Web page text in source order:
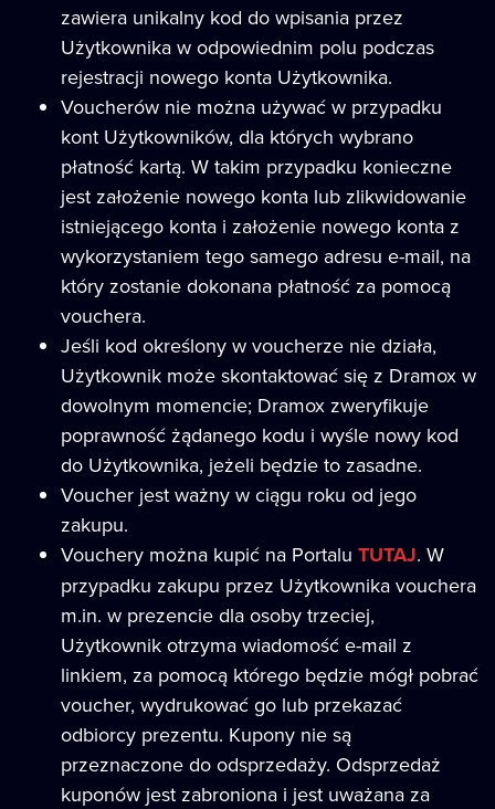
zawiera unikalny kod do wpisania przez
Użytkownika w odpowiednim polu podczas
rejestracji nowego konta Użytkownika.
Voucherów nie można używać w przypadku
kont Użytkowników, dla których wybrano
płatność kartą. W takim przypadku konieczne
jest założenie nowego konta lub zlikwidowanie
istniejącego konta i założenie nowego konta z
wykorzystaniem tego samego adresu e-mail, na
który zostanie dokonana płatność za pomocą
vouchera.
Jeśli kod określony w voucherze nie działa,
Użytkownik może skontaktować się z Dramox w
dowolnym momencie; Dramox zweryfikuje
poprawność żądanego kodu i wyśle ​nowy kod
do Użytkownika, jeżeli będzie to zasadne.
Voucher jest ważny w ciągu roku od jego
zakupu.
Vouchery można kupić na Portalu TUTAJ. W
przypadku zakupu przez Użytkownika vouchera
m.in. w prezencie dla osoby trzeciej,
Użytkownik otrzyma wiadomość e-mail z
linkiem, za pomocą którego będzie mógł pobrać
voucher, wydrukować go lub przekazać
odbiorcy prezentu. Kupony nie są
przeznaczone do odsprzedaży. Odsprzedaż
kuponów jest zabroniona i jest uważana za